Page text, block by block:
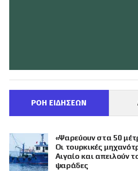
ΡΟΗ ΕΙΔΗΣΕΩΝ
«Ψαρεύουν στα 50
Οι τουρκικές
Αιγαίο και απειλούν
ψαράδες